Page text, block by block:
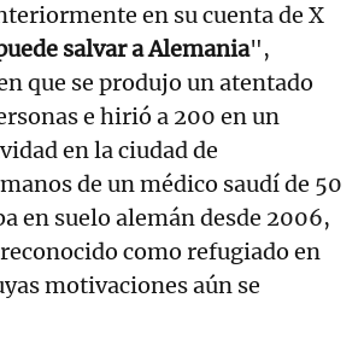
en su cuenta de X
salvar a Alemania",
que se produjo un atentado
e hirió a 200 en un
en la ciudad de
de un médico saudí de 50
en suelo alemán desde 2006,
como refugiado en
motivaciones aún se